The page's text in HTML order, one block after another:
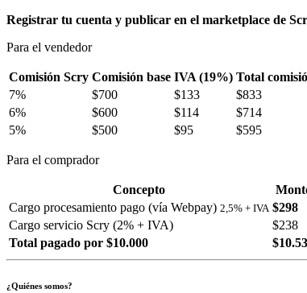
Registrar tu cuenta y publicar en el marketplace de
Para el vendedor
Comisión Scry Comisión base IVA (19%) Total
7%
$700 $133 $833
6%
$600 $114 $714
5%
$500 $95 $595
Para el comprador
Concepto
Cargo procesamiento pago (vía Webpay) 2,5% + IVA $298
Cargo servicio Scry (2% + IVA)
$238
Total pagado por $10.000
¿Quiénes somos?